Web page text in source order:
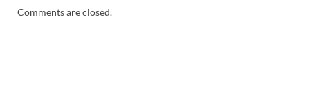
Comments are closed.